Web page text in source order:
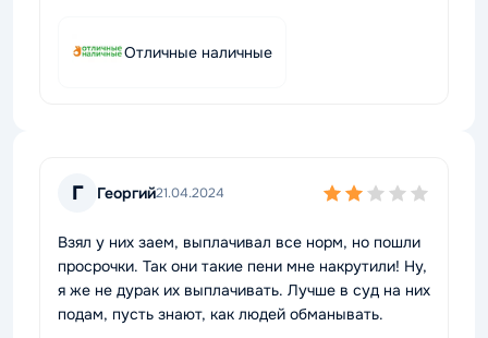
Отличные наличные
Г Георгий21.04.2024
Взял у них заем, выплачивал все норм, но пошли
просрочки. Так они такие пени мне накрутили! Ну,
я же не дурак их выплачивать. Лучше в суд на них
подам, пусть знают, как людей обманывать.